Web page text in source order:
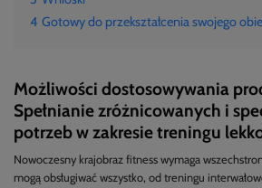
4 Gotowy do przekształcenia swojego
Możliwości dostosowywania
Spełnianie zróżnicowanych i
potrzeb w zakresie treningu
Nowoczesny krajobraz fitness wymaga
mogą obsługiwać wszystko, od treningu